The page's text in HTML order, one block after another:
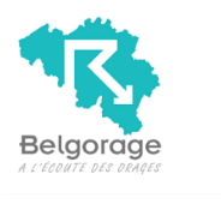
Aller